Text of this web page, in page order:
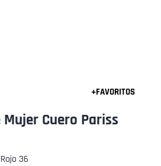
Mujer Cuero Pariss
36